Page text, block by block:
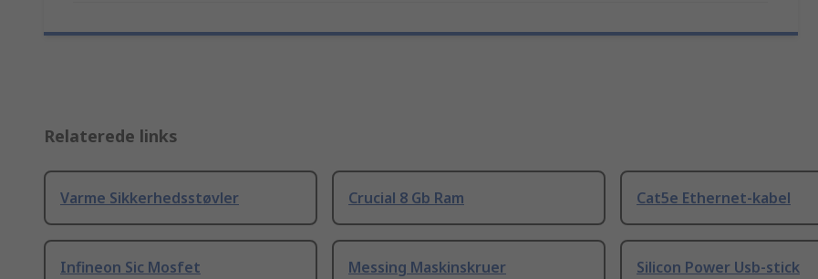
Relaterede links
Varme Sikkerhedsstøvler Crucial 8 Gb Ram Cat5e Ethernet-kabel
Infineon Sic Mosfet Messing Maskinskruer Silicon Power Usb-stick